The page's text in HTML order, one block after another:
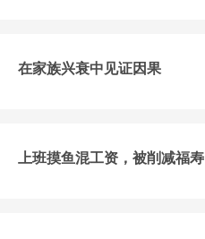
在家族兴衰中见证因果
上班摸鱼混工资，被削减福寿